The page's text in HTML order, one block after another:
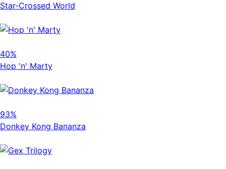
Star-Crossed World
40%
Hop 'n' Marty
93%
Donkey Kong Bananza